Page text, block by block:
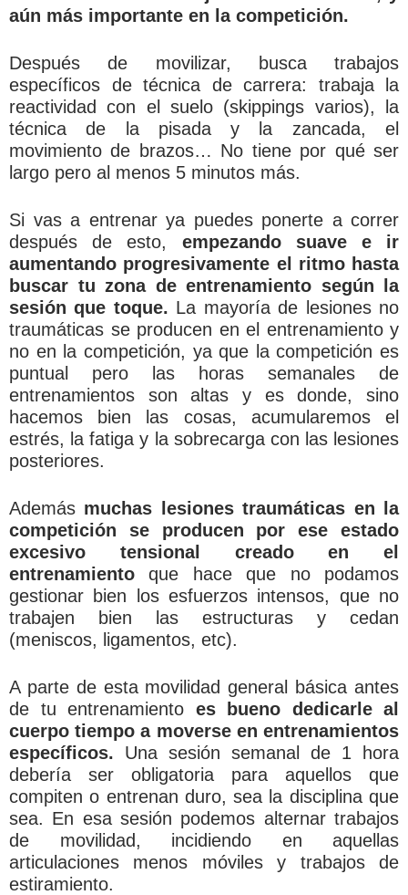
aún más importante en la competición.
Después de movilizar, busca trabajos
específicos de técnica de carrera: trabaja la
reactividad con el suelo (skippings varios), la
técnica de la pisada y la zancada, el
movimiento de brazos… No tiene por qué ser
largo pero al menos 5 minutos más.
Si vas a entrenar ya puedes ponerte a correr
después de esto, empezando suave e ir
aumentando progresivamente el ritmo hasta
buscar tu zona de entrenamiento según la
sesión que toque. La mayoría de lesiones no
traumáticas se producen en el entrenamiento y
no en la competición, ya que la competición es
puntual pero las horas semanales de
entrenamientos son altas y es donde, sino
hacemos bien las cosas, acumularemos el
estrés, la fatiga y la sobrecarga con las lesiones
posteriores.
Además muchas lesiones traumáticas en la
competición se producen por ese estado
excesivo tensional creado en el
entrenamiento que hace que no podamos
gestionar bien los esfuerzos intensos, que no
trabajen bien las estructuras y cedan
(meniscos, ligamentos, etc).
A parte de esta movilidad general básica antes
de tu entrenamiento es bueno dedicarle al
cuerpo tiempo a moverse en entrenamientos
específicos. Una sesión semanal de 1 hora
debería ser obligatoria para aquellos que
compiten o entrenan duro, sea la disciplina que
sea. En esa sesión podemos alternar trabajos
de movilidad, incidiendo en aquellas
articulaciones menos móviles y trabajos de
estiramiento.